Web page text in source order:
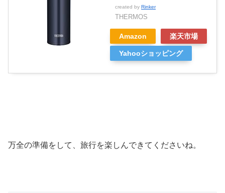
created by Rinker
THERMOS
Amazon 楽天市場
Yahooショッピング
万全の準備をして、旅行を楽しんできてくださいね。